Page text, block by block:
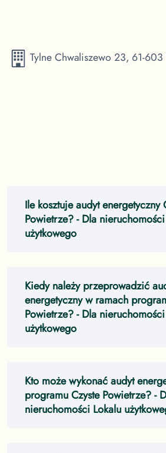
Tylne Chwaliszewo 23, 61-603
Ile kosztuje audyt energetyczny
Powietrze?- Dla
użytkowego
Kiedy należy przeprowadzić
energetyczny w ramach
Powietrze?- Dla
użytkowego
Kto może wykonać audyt
programu Czyste Powietrze?-
nieruchomości Lokalu